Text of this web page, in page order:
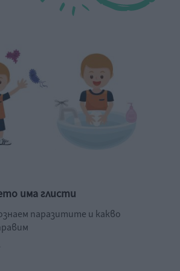
има глисти
паразитите и какво